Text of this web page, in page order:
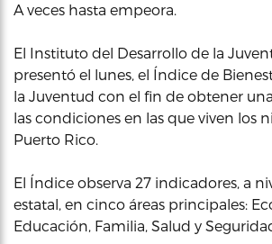
A veces hasta empeora.
El Instituto del Desarrollo de la
presentó el lunes, el Índice de
la Juventud con el fin de obtener
las condiciones en las que viven los
Puerto Rico.
El Índice observa 27 indicadores, a
estatal, en cinco áreas principales:
Educación, Familia, Salud y